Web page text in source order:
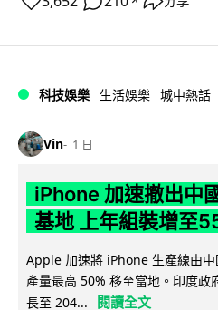
科技娛樂 生活娛樂 城中熱話
Vin 1 日
iPhone 加速撤出中
基地 上年組裝增至
Apple 加速將 iPhone 生產線由
產量最高 50% 移至當地。印度政
長至 204...
閱讀全文